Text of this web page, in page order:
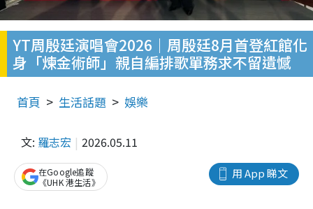
YT周殷廷演唱會2026｜周殷廷8月首登紅館化
身「煉金術師」親自編排歌單務求不留遺憾
首頁 生活話題 娛樂
文: 羅志宏 2026.05.11
用 App 睇文
在Google追蹤
《UHK 港生活》